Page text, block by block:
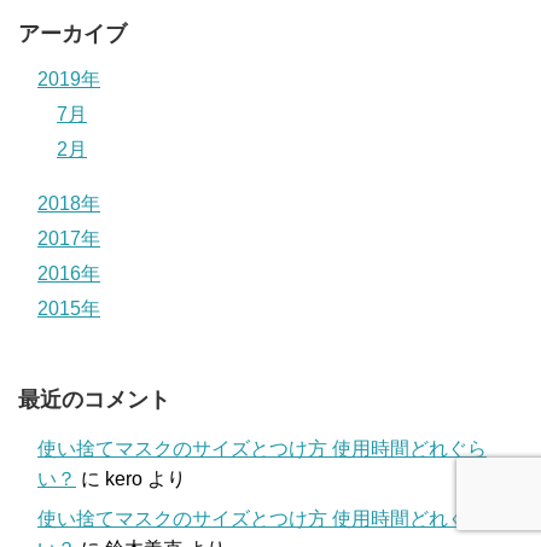
アーカイブ
2019年
7月
2月
2018年
2017年
2016年
2015年
最近のコメント
使い捨てマスクのサイズとつけ方 使用時間どれぐら
い？ に kero より
使い捨てマスクのサイズとつけ方 使用時間どれぐら